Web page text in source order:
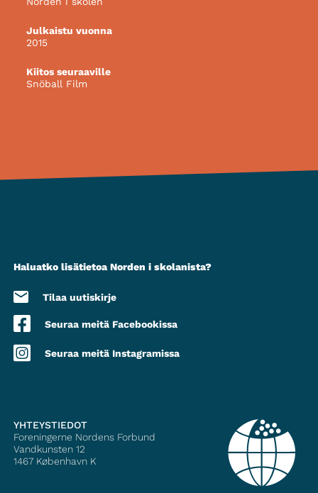
Julkaistu vuonna
2015
Kiitos seuraaville
Snöball Film
Haluatko lisätietoa Norden i skolanista?
Tilaa uutiskirje
Seuraa meitä Facebookissa
Seuraa meitä Instagramissa
YHTEYSTIEDOT
Foreningerne Nordens Forbund
Vandkunsten 12
1467 København K